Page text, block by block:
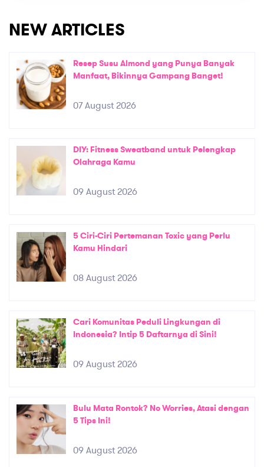
NEW ARTICLES
Resep Susu Almond yang Punya Banyak
Manfaat, Bikinnya Gampang Banget!
07 August 2026
DIY: Fitness Sweatband untuk Pelengkap
Olahraga Kamu
09 August 2026
5 Ciri-Ciri Pertemanan Toxic yang Perlu
Kamu Hindari
08 August 2026
Cari Komunitas Peduli Lingkungan di
Indonesia? Intip 5 Daftarnya di Sini!
09 August 2026
Bulu Mata Rontok? No Worries, Atasi dengan
5 Tips Ini!
09 August 2026